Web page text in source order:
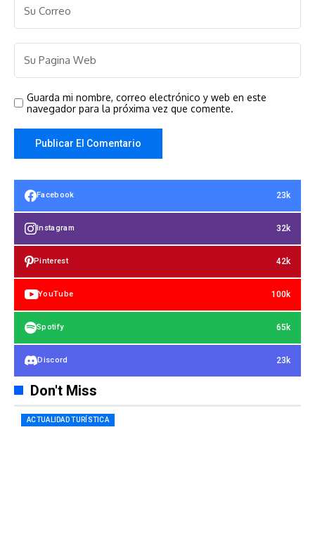
Guarda mi nombre, correo electrónico y web en este
navegador para la próxima vez que comente.
Facebook 23k
Instagram 32k
Pinterest 42k
YouTube 100k
Spotify 65k
Discord 23k
Don't Miss
ACTUALIDAD TURÍSTICA